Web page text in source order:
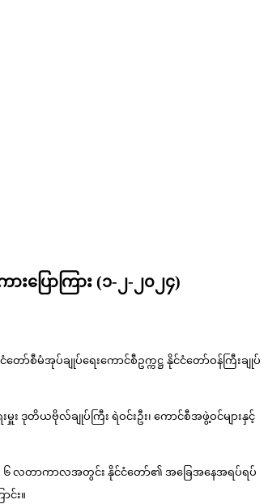
ြောကြား (၁-၂-၂၀၂၄)
ာ်စီမံအုပ်ချုပ်ရေးကောင်စီဥက္ကဋ္ဌ နိုင်ငံတော်ဝန်ကြီးချုပ်
ဒုတိယဗိုလ်ချုပ်ကြီး ရဲဝင်းဦး၊ ကောင်စီအဖွဲ့ဝင်များနှင့်
ပ၍ ၆ လတာကာလအတွင်း နိုင်ငံတော်၏ အခြေအနေအရပ်ရပ်
င်း။